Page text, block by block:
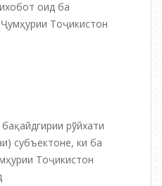
оид ба
Тоҷикистон
рўйхати
субъектоне, ки ба
Тоҷикистон